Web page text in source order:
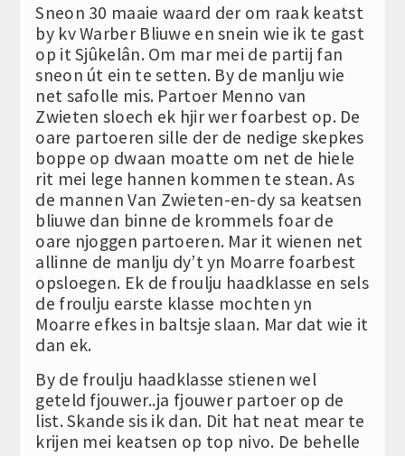
Sneon 30 maaie waard der om raak keatst
by kv Warber Bliuwe en snein wie ik te gast
op it Sjûkelân. Om mar mei de partij fan
sneon út ein te setten. By de manlju wie
net safolle mis. Partoer Menno van
Zwieten sloech ek hjir wer foarbest op. De
oare partoeren sille der de nedige skepkes
boppe op dwaan moatte om net de hiele
rit mei lege hannen kommen te stean. As
de mannen Van Zwieten-en-dy sa keatsen
bliuwe dan binne de krommels foar de
oare njoggen partoeren. Mar it wienen net
allinne de manlju dy’t yn Moarre foarbest
opsloegen. Ek de froulju haadklasse en sels
de froulju earste klasse mochten yn
Moarre efkes in baltsje slaan. Mar dat wie it
dan ek.
By de froulju haadklasse stienen wel
geteld fjouwer..ja fjouwer partoer op de
list. Skande sis ik dan. Dit hat neat mear te
krijen mei keatsen op top nivo. De behelle